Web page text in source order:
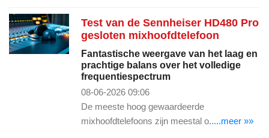
Test van de Sennheiser HD480 Pro
gesloten mixhoofdtelefoon
Fantastische weergave van het laag en
prachtige balans over het volledige
frequentiespectrum
08-06-2026 09:06
De meeste hoog gewaardeerde
mixhoofdtelefoons zijn meestal o.....meer »»